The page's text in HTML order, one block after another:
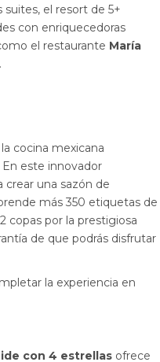
suites, el resort de 5+
con enriquecedoras
el restaurante María
.
cocina mexicana
En este innovador
crear una sazón de
más 350 etiquetas de
copas por la prestigiosa
de que podrás disfrutar
la experiencia en
con 4 estrellas ofrece